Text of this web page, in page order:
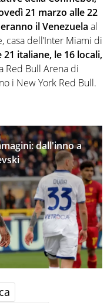
21 marzo alle 22
il Venezuela al
casa dell’Inter Miami di
italiane, le 16 locali,
Red Bull Arena di
i New York Red Bull.
dall'inno a